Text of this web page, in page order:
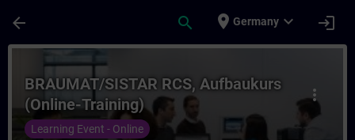
arrow_back search place Germany expand_more login
Kurs - BRAUMAT/SISTAR RCS,
more_vert
BRAUMAT/SISTAR RCS, Aufbaukurs
(Online-Training)
Learning Event - Online